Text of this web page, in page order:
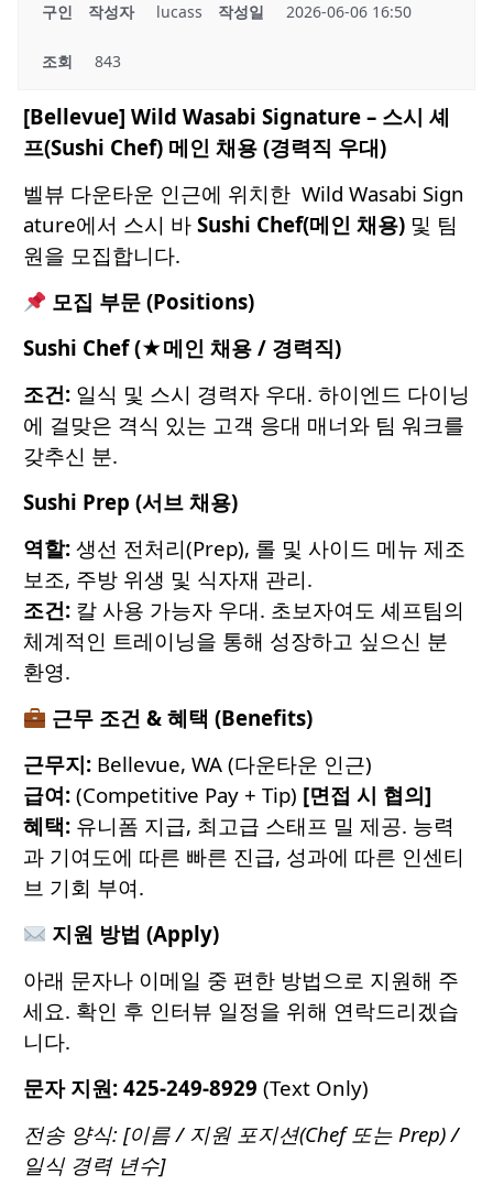
구인 작성자 lucass 작성일 2026-06-06 16:50
조회 843
[Bellevue] Wild Wasabi Signature – 스시 셰
프(Sushi Chef) 메인 채용 (경력직 우대)
벨뷰 다운타운 인근에 위치한 Wild Wasabi Sign
ature에서 스시 바 Sushi Chef(메인 채용) 및 팀
원을 모집합니다.
모집 부문 (Positions)
Sushi Chef (★메인 채용 / 경력직)
조건: 일식 및 스시 경력자 우대. 하이엔드 다이닝
에 걸맞은 격식 있는 고객 응대 매너와 팀 워크를
갖추신 분.
Sushi Prep (서브 채용)
역할: 생선 전처리(Prep), 롤 및 사이드 메뉴 제조
보조, 주방 위생 및 식자재 관리.
조건: 칼 사용 가능자 우대. 초보자여도 셰프팀의
체계적인 트레이닝을 통해 성장하고 싶으신 분
환영.
근무 조건 & 혜택 (Benefits)
근무지: Bellevue, WA (다운타운 인근)
급여: (Competitive Pay + Tip) [면접 시 협의]
혜택: 유니폼 지급, 최고급 스태프 밀 제공. 능력
과 기여도에 따른 빠른 진급, 성과에 따른 인센티
브 기회 부여.
지원 방법 (Apply)
아래 문자나 이메일 중 편한 방법으로 지원해 주
세요. 확인 후 인터뷰 일정을 위해 연락드리겠습
니다.
문자 지원: 425-249-8929 (Text Only)
전송 양식: [이름 / 지원 포지션(Chef 또는 Prep) /
일식 경력 년수]